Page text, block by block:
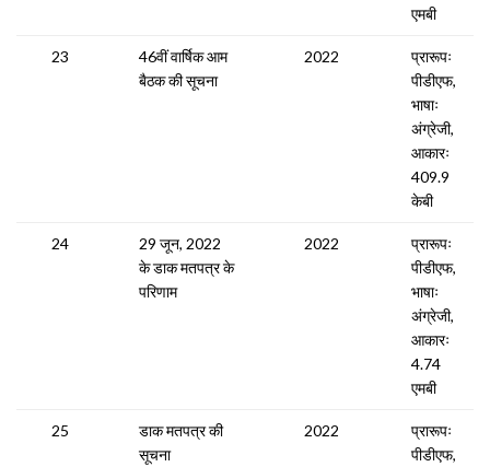
एमबी
23
46वीं वार्षिक आम
बैठक की सूचना
2022
प्रारूपः
पीडीएफ,
भाषाः
अंग्रेजी,
आकारः
409.9
केबी
24
29 जून, 2022
के डाक मतपत्र के
परिणाम
2022
प्रारूपः
पीडीएफ,
भाषाः
अंग्रेजी,
आकारः
4.74
एमबी
25
डाक मतपत्र की
सूचना
2022
प्रारूपः
पीडीएफ,